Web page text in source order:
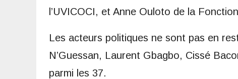
l’UVICOCI, et Anne Ouloto de la
Les acteurs politiques ne sont pas en
N’Guessan, Laurent Gbagbo, Cissé
parmi les 37.